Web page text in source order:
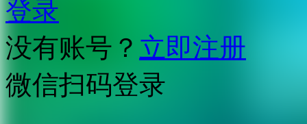
登录
没有账号？ 立即注册
微信扫码登录